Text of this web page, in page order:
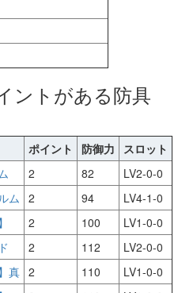
ントがある防具
ポイント 防御力
スロット
2 82
LV2-0-0
ム 2 94
LV4-1-0
2 100
LV1-0-0
2 112
LV2-0-0
真 2 110
LV1-0-0